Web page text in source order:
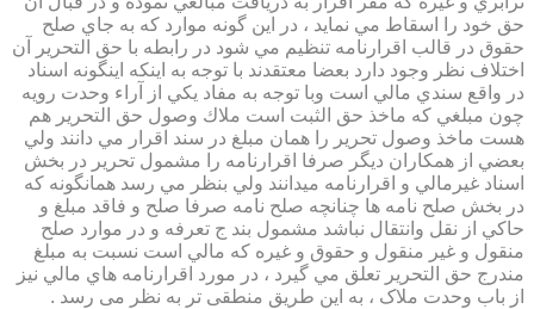
حق خود را اسقاط مي نمايد ، در اين گونه موارد كه به جاي صلح
حقوق در قالب اقرارنامه تنظيم مي شود در رابطه با حق التحرير آن
اختلاف نظر وجود دارد بعضا معتقدند با توجه به اينكه اينگونه اسناد
در واقع سندي مالي است وبا توجه به مفاد يكي از آراء وحدت رويه
چون مبلغي كه ماخذ حق الثبت است ملاك وصول حق التحرير هم
هست ماخذ وصول تحرير را همان مبلغ در سند اقرار مي دانند ولي
بعضي از همكاران ديگر صرفا اقرارنامه را مشمول تحرير در بخش
اسناد غيرمالي و اقرارنامه ميدانند ولي بنظر مي رسد همانگونه كه
در بخش صلح نامه ها چنانچه صلح نامه صرفا صلح و فاقد مبلغ و
حاكي از نقل وانتقال نباشد مشمول بند ج تعرفه و در موارد صلح
منقول و غير منقول و حقوق و غيره كه مالي است نسبت به مبلغ
مندرج حق التحرير تعلق مي گيرد ، در مورد اقرارنامه هاي مالي نيز
از باب وحدت ملاک ، به این طریق منطقی تر به نظر می رسد .